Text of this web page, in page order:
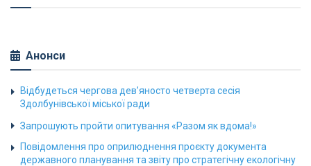
Анонси
Відбудеться чергова дев’яносто четверта сесія
Здолбунівської міської ради
Запрошують пройти опитування «Разом як вдома!»
Повідомлення про оприлюднення проєкту документа
державного планування та звіту про стратегічну екологічну